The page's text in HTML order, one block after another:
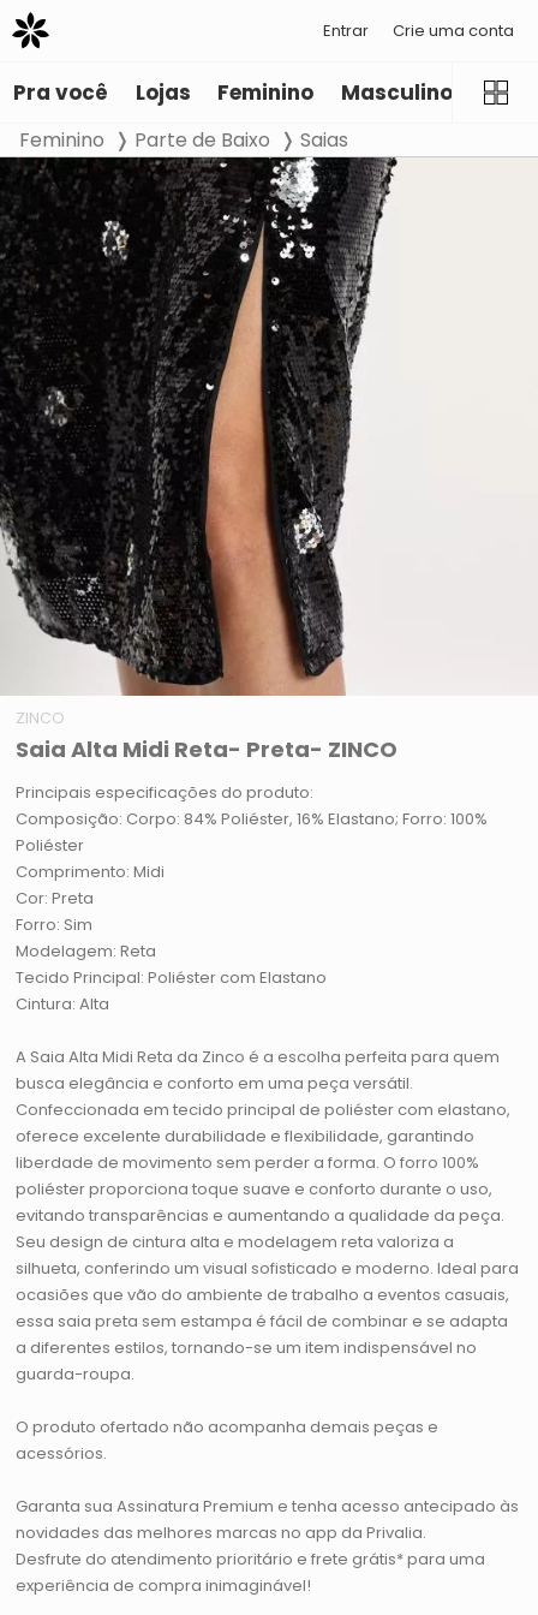
Entrar Crie uma conta
Pra você Lojas Feminino Masculino
Feminino Parte de Baixo Saias
ZINCO
Saia Alta Midi Reta- Preta- ZINCO
Principais especificações do produto:
Composição: Corpo: 84% Poliéster, 16% Elastano; Forro: 100%
Poliéster
Comprimento: Midi
Cor: Preta
Forro: Sim
Modelagem: Reta
Tecido Principal: Poliéster com Elastano
Cintura: Alta
A Saia Alta Midi Reta da Zinco é a escolha perfeita para quem
busca elegância e conforto em uma peça versátil.
Confeccionada em tecido principal de poliéster com elastano,
oferece excelente durabilidade e flexibilidade, garantindo
liberdade de movimento sem perder a forma. O forro 100%
poliéster proporciona toque suave e conforto durante o uso,
evitando transparências e aumentando a qualidade da peça.
Seu design de cintura alta e modelagem reta valoriza a
silhueta, conferindo um visual sofisticado e moderno. Ideal para
ocasiões que vão do ambiente de trabalho a eventos casuais,
essa saia preta sem estampa é fácil de combinar e se adapta
a diferentes estilos, tornando-se um item indispensável no
guarda-roupa.
O produto ofertado não acompanha demais peças e
acessórios.
Garanta sua Assinatura Premium e tenha acesso antecipado às
novidades das melhores marcas no app da Privalia.
Desfrute do atendimento prioritário e frete grátis* para uma
experiência de compra inimaginável!